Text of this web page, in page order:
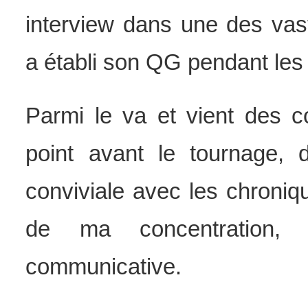
interview dans une des
a établi son QG pendant
Parmi le va et vient des
point avant le tournage,
conviviale avec les
de ma
communicative.